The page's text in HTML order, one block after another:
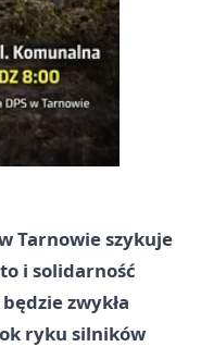
Tarnowie szykuje
i solidarność
zwykła
ryku silników